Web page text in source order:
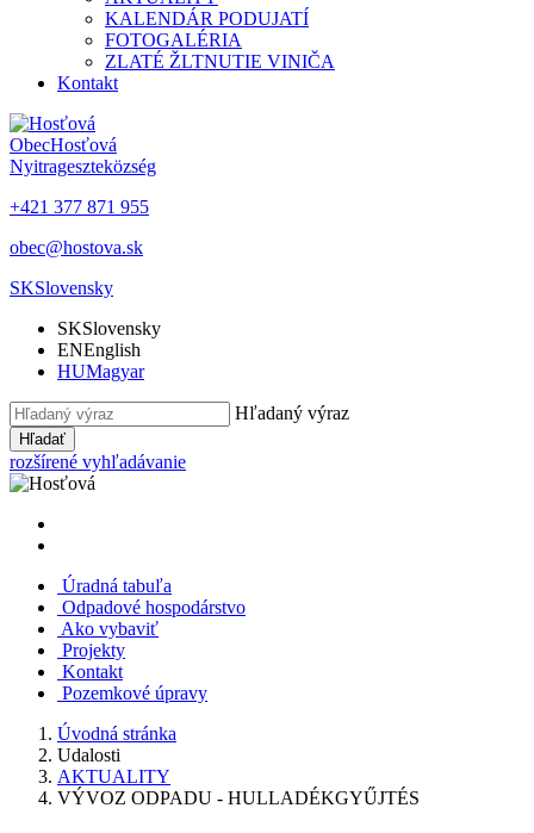
KALENDÁR PODUJATÍ
FOTOGALÉRIA
ZLATÉ ŽLTNUTIE VINIČA
Kontakt
ObecHosťová
Nyitrageszteközség
+421 377 871 955
obec@hostova.sk
SKSlovensky
SKSlovensky
ENEnglish
HUMagyar
Hľadaný výraz
Hľadať
rozšírené vyhľadávanie
Úradná tabuľa
Odpadové hospodárstvo
Ako vybaviť
Projekty
Kontakt
Pozemkové úpravy
Úvodná stránka
Udalosti
AKTUALITY
VÝVOZ ODPADU - HULLADÉKGYŰJTÉS